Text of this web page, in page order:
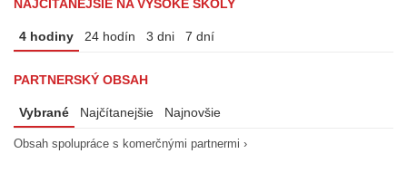
NAJČÍTANEJŠIE NA VYSOKÉ ŠKOLY
4 hodiny 24 hodín 3 dni 7 dní
PARTNERSKÝ OBSAH
Vybrané Najčítanejšie Najnovšie
Obsah spolupráce s komerčnými partnermi ›